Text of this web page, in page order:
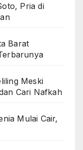
Pria di
Barat
Meski
Cari Nafkah
Mulai Cair,